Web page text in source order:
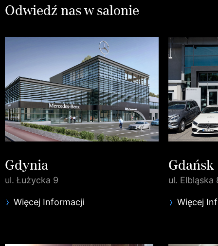
Odwiedź nas w salonie
Gdynia
ul. Łużycka 9
Więcej Informacji
Gdańsk
ul. Elbląska
Więcej